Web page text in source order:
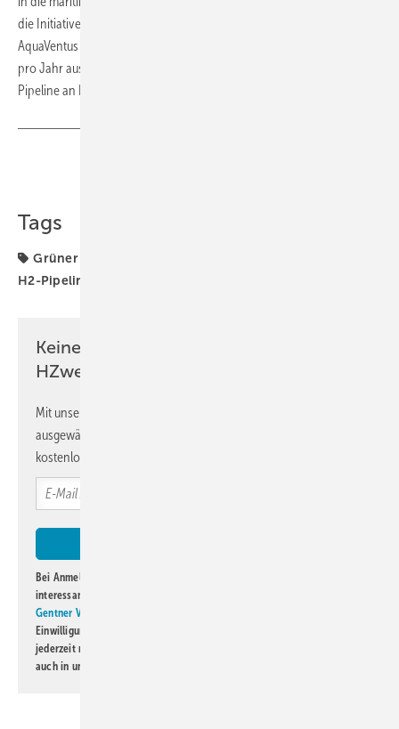
die Initiative bei, obwohl sie seither gewachsen ist. Die Initiative
AquaVentus verfolgt das Ziel, eine Million Tonnen grünen Wasserstoff
pro Jahr aus Windenergie auf der Nordsee zu erzeugen und per
Pipeline an Land zu transportieren.
Tags
Grüner Wasserstoff
H2-Pipelines
Keine Zeit? Kein Problem mit dem
HZwei-Newsletter!
Mit unserem Newsletter erhalten Sie regelmäßig von uns
ausgewählte Informationen und Neuigkeiten, gebündelt und
kostenlos direkt ins Postfach.
Bei Anmeldung zu diesem Newsletter bin ich damit einverstanden, über
interessante Verlags- und Online-Angebote
Gentner Verlag GmbH & Co. KG
Einwilligung kann ich jederzeit widerrufen und eine Abmeldung ist
jederzeit möglich. Informationen zum Umgang mit Daten finden Sie
auch in unserer